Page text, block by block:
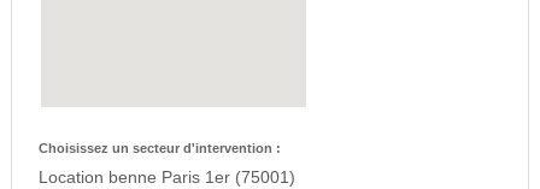
Choisissez un secteur d'intervention :
Location benne Paris 1er (75001)